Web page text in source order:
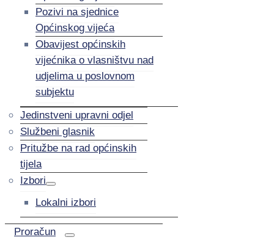
Pozivi na sjednice
Općinskog vijeća
Obavijest općinskih
vijećnika o vlasništvu nad
udjelima u poslovnom
subjektu
Jedinstveni upravni odjel
Službeni glasnik
Pritužbe na rad općinskih
tijela
Izbori
Lokalni izbori
Proračun